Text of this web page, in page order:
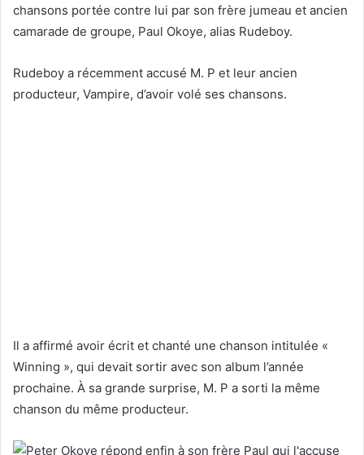
chansons portée contre lui par son frère jumeau et ancien
camarade de groupe, Paul Okoye, alias Rudeboy.
Rudeboy a récemment accusé M. P et leur ancien
producteur, Vampire, d’avoir volé ses chansons.
Il a affirmé avoir écrit et chanté une chanson intitulée «
Winning », qui devait sortir avec son album l’année
prochaine. À sa grande surprise, M. P a sorti la même
chanson du même producteur.